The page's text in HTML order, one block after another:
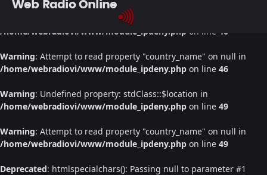
: Undefined property: stdClass::$location in
/home/webradiovi/www/module_ipdeny.php on line 46
Warning: Attempt to read property "country_name" on null in
/home/webradiovi/www/module_ipdeny.php on line 46
Warning: Undefined property: stdClass::$location in
/home/webradiovi/www/module_ipdeny.php on line 49
Warning: Attempt to read property "country_name" on null in
/home/webradiovi/www/module_ipdeny.php on line 49
Deprecated: htmlspecialchars(): Passing null to parameter #1
Web Radio Online